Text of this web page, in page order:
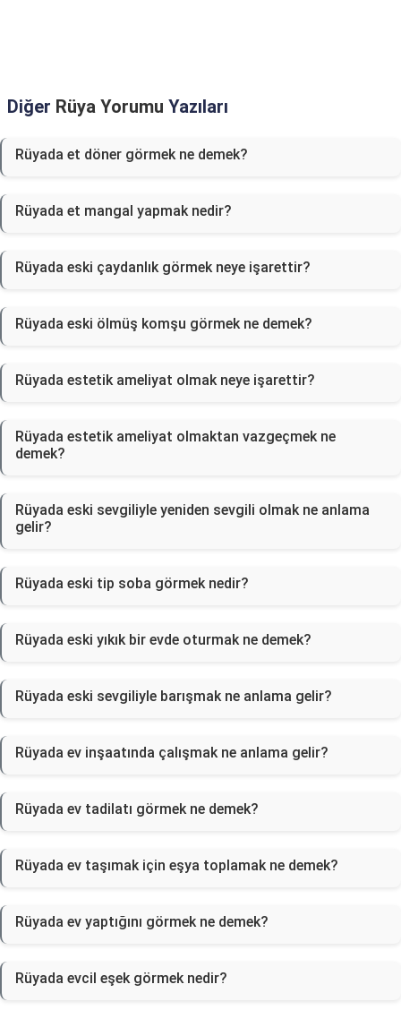
Diğer Rüya Yorumu Yazıları
Rüyada et döner görmek ne demek?
Rüyada et mangal yapmak nedir?
Rüyada eski çaydanlık görmek neye işarettir?
Rüyada eski ölmüş komşu görmek ne demek?
Rüyada estetik ameliyat olmak neye işarettir?
Rüyada estetik ameliyat olmaktan vazgeçmek ne
demek?
Rüyada eski sevgiliyle yeniden sevgili olmak ne anlama
gelir?
Rüyada eski tip soba görmek nedir?
Rüyada eski yıkık bir evde oturmak ne demek?
Rüyada eski sevgiliyle barışmak ne anlama gelir?
Rüyada ev inşaatında çalışmak ne anlama gelir?
Rüyada ev tadilatı görmek ne demek?
Rüyada ev taşımak için eşya toplamak ne demek?
Rüyada ev yaptığını görmek ne demek?
Rüyada evcil eşek görmek nedir?